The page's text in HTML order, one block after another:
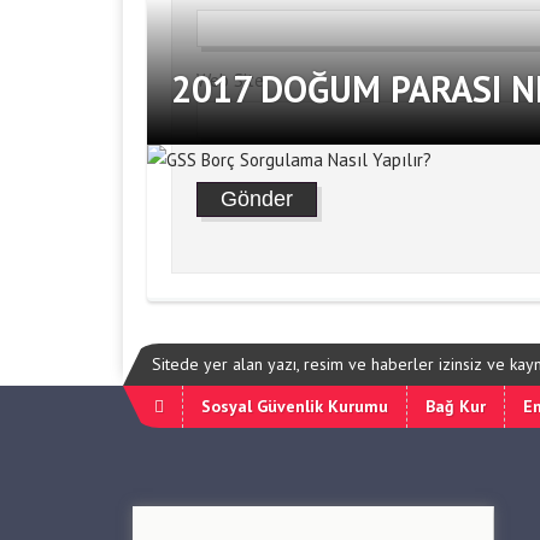
2017 DOĞUM PARASI
Web Site
Sitede yer alan yazı, resim ve haberler izinsiz ve
Sosyal Güvenlik Kurumu
Bağ Kur